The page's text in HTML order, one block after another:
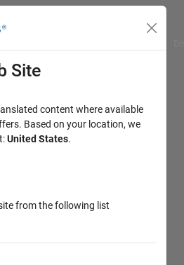
Site
content where available
Based on your location, we
United States.
from the following list